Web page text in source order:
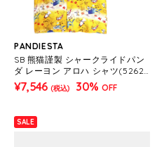
PANDIESTA
SB 熊猫謹製 シャークライドパン
ダ レーヨン アロハ シャツ(52622
7 MENS/WOMENS）
¥7,546 (税込) 30% OFF
SALE